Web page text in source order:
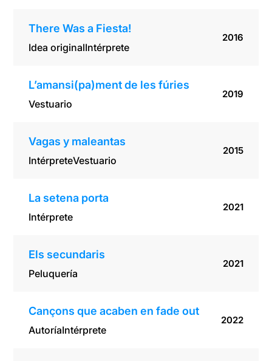
There Was a Fiesta!
Idea originalIntérprete
2016
L’amansi(pa)ment de les fúries
Vestuario
2019
Vagas y maleantas
IntérpreteVestuario
2015
La setena porta
Intérprete
2021
Els secundaris
Peluquería
2021
Cançons que acaben en fade out
AutoríaIntérprete
2022